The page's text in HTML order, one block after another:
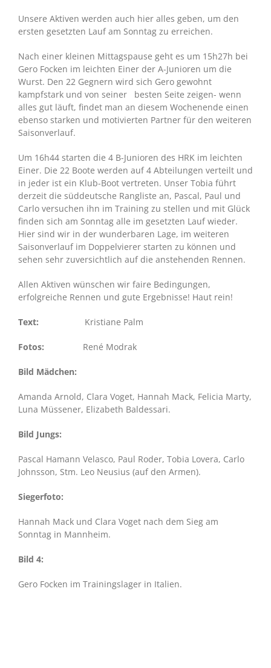
Unsere Aktiven werden auch hier alles geben, um den
ersten gesetzten Lauf am Sonntag zu erreichen.
Nach einer kleinen Mittagspause geht es um 15h27h bei
Gero Focken im leichten Einer der A-Junioren um die
Wurst. Den 22 Gegnern wird sich Gero gewohnt
kampfstark und von seiner besten Seite zeigen- wenn
alles gut läuft, findet man an diesem Wochenende einen
ebenso starken und motivierten Partner für den weiteren
Saisonverlauf.
Um 16h44 starten die 4 B-Junioren des HRK im leichten
Einer. Die 22 Boote werden auf 4 Abteilungen verteilt und
in jeder ist ein Klub-Boot vertreten. Unser Tobia führt
derzeit die süddeutsche Rangliste an, Pascal, Paul und
Carlo versuchen ihn im Training zu stellen und mit Glück
finden sich am Sonntag alle im gesetzten Lauf wieder.
Hier sind wir in der wunderbaren Lage, im weiteren
Saisonverlauf im Doppelvierer starten zu können und
sehen sehr zuversichtlich auf die anstehenden Rennen.
Allen Aktiven wünschen wir faire Bedingungen,
erfolgreiche Rennen und gute Ergebnisse! Haut rein!
Text: Kristiane Palm
Fotos: René Modrak
Bild Mädchen:
Amanda Arnold, Clara Voget, Hannah Mack, Felicia Marty,
Luna Müssener, Elizabeth Baldessari.
Bild Jungs:
Pascal Hamann Velasco, Paul Roder, Tobia Lovera, Carlo
Johnsson, Stm. Leo Neusius (auf den Armen).
Siegerfoto:
Hannah Mack und Clara Voget nach dem Sieg am
Sonntag in Mannheim.
Bild 4:
Gero Focken im Trainingslager in Italien.